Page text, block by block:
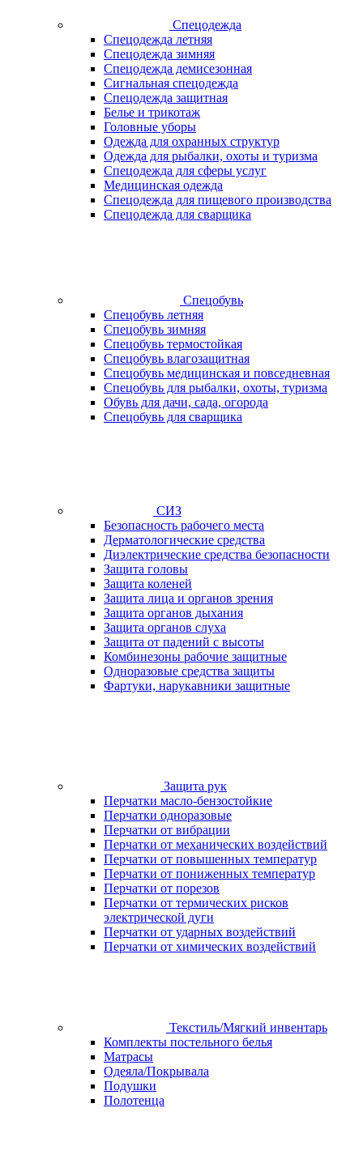
Спецодежда
Спецодежда летняя
Спецодежда зимняя
Спецодежда демисезонная
Сигнальная спецодежда
Спецодежда защитная
Белье и трикотаж
Головные уборы
Одежда для охранных структур
Одежда для рыбалки, охоты и туризма
Спецодежда для сферы услуг
Медицинская одежда
Спецодежда для пищевого производства
Спецодежда для сварщика
Спецобувь
Спецобувь летняя
Спецобувь зимняя
Спецобувь термостойкая
Спецобувь влагозащитная
Спецобувь медицинская и повседневная
Спецобувь для рыбалки, охоты, туризма
Обувь для дачи, сада, огорода
Спецобувь для сварщика
СИЗ
Безопасность рабочего места
Дерматологические средства
Диэлектрические средства безопасности
Защита головы
Защита коленей
Защита лица и органов зрения
Защита органов дыхания
Защита органов слуха
Защита от падений с высоты
Комбинезоны рабочие защитные
Одноразовые средства защиты
Фартуки, нарукавники защитные
Защита рук
Перчатки масло-бензостойкие
Перчатки одноразовые
Перчатки от вибрации
Перчатки от механических воздействий
Перчатки от повышенных температур
Перчатки от пониженных температур
Перчатки от порезов
Перчатки от термических рисков
электрической дуги
Перчатки от ударных воздействий
Перчатки от химических воздействий
Текстиль/Мягкий инвентарь
Комплекты постельного белья
Матрасы
Одеяла/Покрывала
Подушки
Полотенца